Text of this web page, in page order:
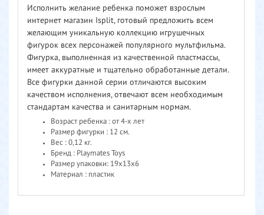
Исполнить желание ребенка поможет взрослым
интернет магазин Isplit, готовый предложить всем
желающим уникальную коллекцию игрушечных
фигурок всех персонажей популярного мультфильма.
Фигурка, выполненная из качественной пластмассы,
имеет аккуратные и тщательно обработанные детали.
Все фигурки данной серии отличаются высоким
качеством исполнения, отвечают всем необходимым
стандартам качества и санитарным нормам.
Возраст ребенка : от 4-х лет
Размер фигурки : 12 см.
Вес : 0,12 кг.
Бренд : Playmates Toys
Размер упаковки: 19х13х6
Материал : пластик